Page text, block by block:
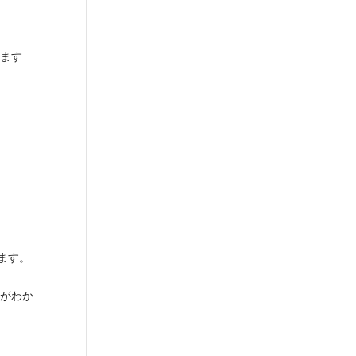
す
。
わか